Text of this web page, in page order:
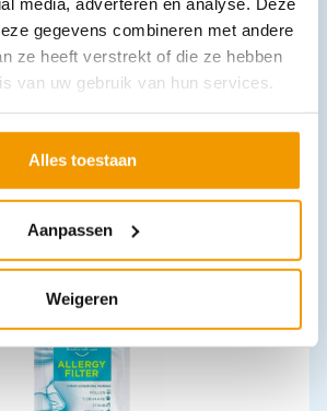
gegevens combineren met andere
ze heeft verstrekt of die ze hebben
van uw gebruik van hun services.
Alles toestaan
Aanpassen
Weigeren
In winkelwagen
Leverbaar